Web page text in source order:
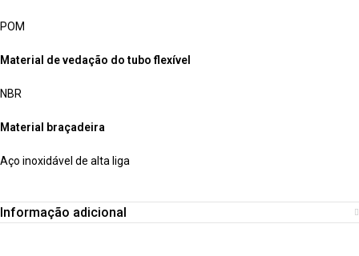
POM
Material de vedação do tubo flexível
NBR
Material braçadeira
Aço inoxidável de alta liga
Informação adicional